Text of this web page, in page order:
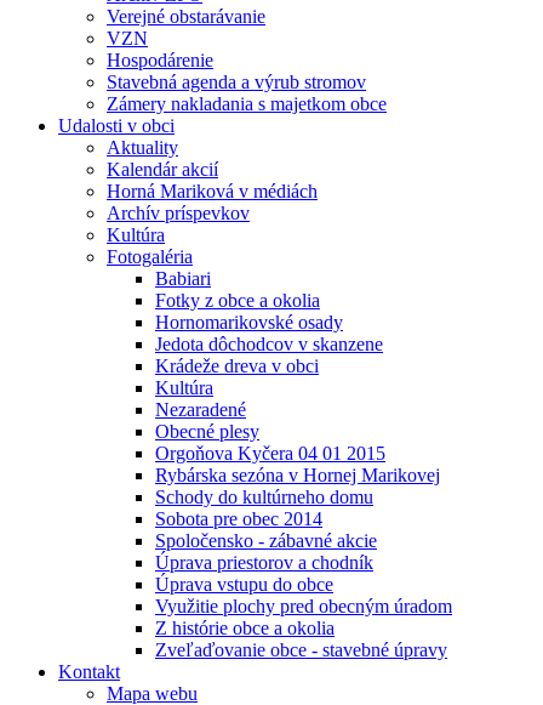
Verejné obstarávanie
VZN
Hospodárenie
Stavebná agenda a výrub stromov
Zámery nakladania s majetkom obce
Udalosti v obci
Aktuality
Kalendár akcií
Horná Mariková v médiách
Archív príspevkov
Kultúra
Fotogaléria
Babiari
Fotky z obce a okolia
Hornomarikovské osady
Jedota dôchodcov v skanzene
Krádeže dreva v obci
Kultúra
Nezaradené
Obecné plesy
Orgoňova Kyčera 04 01 2015
Rybárska sezóna v Hornej Marikovej
Schody do kultúrneho domu
Sobota pre obec 2014
Spoločensko - zábavné akcie
Úprava priestorov a chodník
Úprava vstupu do obce
Využitie plochy pred obecným úradom
Z histórie obce a okolia
Zveľaďovanie obce - stavebné úpravy
Kontakt
Mapa webu